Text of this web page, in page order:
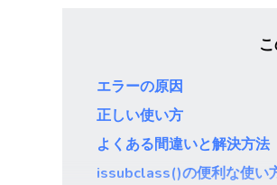
エラーの原因
正しい使い方
よくある間違いと解決方法
issubclass()の便利な使い